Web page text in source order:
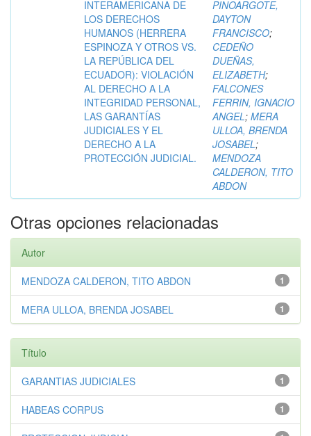
INTERAMERICANA DE
LOS DERECHOS
HUMANOS (HERRERA
ESPINOZA Y OTROS VS.
LA REPÚBLICA DEL
ECUADOR): VIOLACIÓN
AL DERECHO A LA
INTEGRIDAD PERSONAL,
LAS GARANTÍAS
JUDICIALES Y EL
DERECHO A LA
PROTECCIÓN JUDICIAL.
PINOARGOTE,
DAYTON
FRANCISCO;
CEDEÑO
DUEÑAS,
ELIZABETH;
FALCONES
FERRIN, IGNACIO
ANGEL; MERA
ULLOA, BRENDA
JOSABEL;
MENDOZA
CALDERON, TITO
ABDON
Otras opciones relacionadas
Autor
1
MENDOZA CALDERON, TITO ABDON
1
MERA ULLOA, BRENDA JOSABEL
Título
1
GARANTIAS JUDICIALES
1
HABEAS CORPUS